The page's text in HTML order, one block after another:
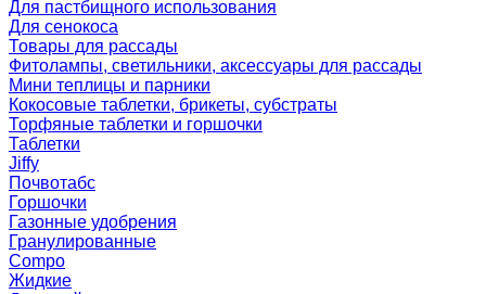
Для пастбищного использования
Для сенокоса
Товары для рассады
Фитолампы, светильники, аксессуары для рассады
Мини теплицы и парники
Кокосовые таблетки, брикеты, субстраты
Торфяные таблетки и горшочки
Таблетки
Jiffy
Почвотабс
Горшочки
Газонные удобрения
Гранулированные
Compo
Жидкие